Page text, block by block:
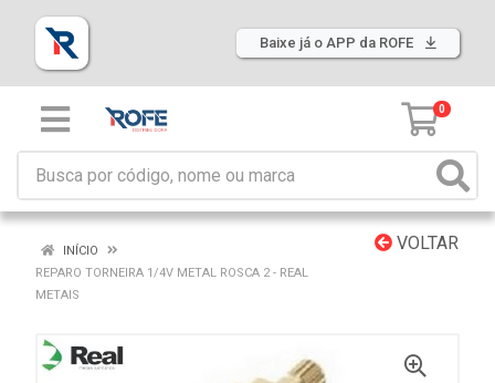
Baixe já o APP da ROFE
0
VOLTAR
INÍCIO
REPARO TORNEIRA 1/4V METAL ROSCA 2 - REAL
METAIS